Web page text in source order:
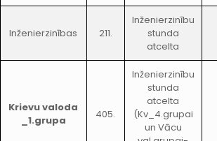
Inženierzinības 211.
Inženierzinību
stunda
atcelta
Krievu valoda
_1.grupa
405.
Inženierzinību
stunda
atcelta
(Kv_4.grupai
un Vācu